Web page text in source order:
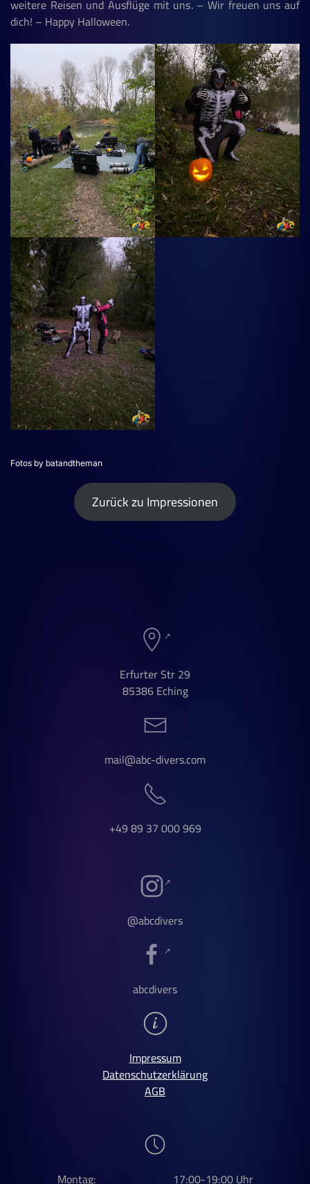
weitere Reisen und Ausflüge mit uns. – Wir freuen uns auf
dich! – Happy Halloween.
Fotos by batandtheman
Zurück zu Impressionen
Erfurter Str 29
85386 Eching
mail@abc-divers.com
+49 89 37 000 969
@abcdivers
abcdivers
Impressum
Datenschutzerklärung
AGB
Montag: 17:00-19:00 Uhr